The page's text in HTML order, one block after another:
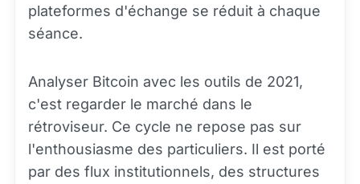
plateformes d'échange se réduit à chaque
séance.
Analyser Bitcoin avec les outils de 2021,
c'est regarder le marché dans le
rétroviseur. Ce cycle ne repose pas sur
l'enthousiasme des particuliers. Il est porté
par des flux institutionnels, des structures